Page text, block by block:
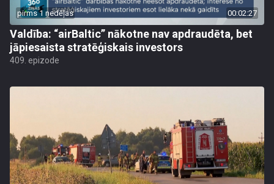
pirms 1 nedēļas 00:02:27
Valdība: “airBaltic” nākotne nav apdraudēta, bet
jāpiesaista stratēģiskais investors
409. epizode